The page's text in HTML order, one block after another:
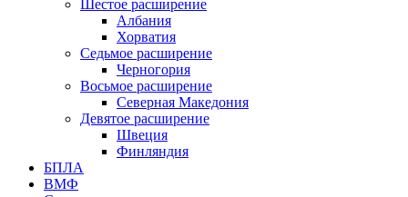
Шестое расширение
Албания
Хорватия
Седьмое расширение
Черногория
Восьмое расширение
Северная Македония
Девятое расширение
Швеция
Финляндия
БПЛА
ВМФ